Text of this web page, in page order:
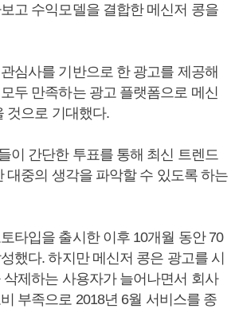
고 수익모델을 결합한 메신저 콩을
심사를 기반으로 한 광고를 제공해
두 만족하는 광고 플랫폼으로 메신
것으로 기대했다.
이 간단한 투표를 통해 최신 트렌드
대중의 생각을 파악할 수 있도록 하는
타입을 출시한 이후 10개월 동안 70
했다. 하지만 메신저 콩은 광고를 시
삭제하는 사용자가 늘어나면서 회사
부족으로 2018년 6월 서비스를 종